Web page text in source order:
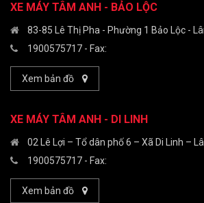
XE MÁY TÂM ANH - BẢO LỘC
83-85 Lê Thị Pha - Phường 1 Bảo Lộc -
1900575717 - Fax:
Xem bản đồ
XE MÁY TÂM ANH - DI LINH
02 Lê Lợi – Tổ dân phố 6 – Xã Di Linh –
1900575717 - Fax:
Xem bản đồ